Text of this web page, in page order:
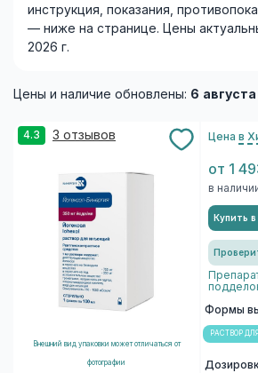
инструкция, показания,
— ниже на странице. Цены
2026 г.
Цены и наличие обновлены: 6
4.3 3 отзывов
Внешний вид упаковки может отличаться от
фотографии
Цена в
от 1
в
Купить
Формы
РАСТВОР